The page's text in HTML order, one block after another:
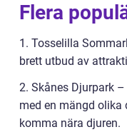
Flera
1. Tosselilla
brett utbud av
2. Skånes Djurpark
med en mängd olika
komma nära djuren.